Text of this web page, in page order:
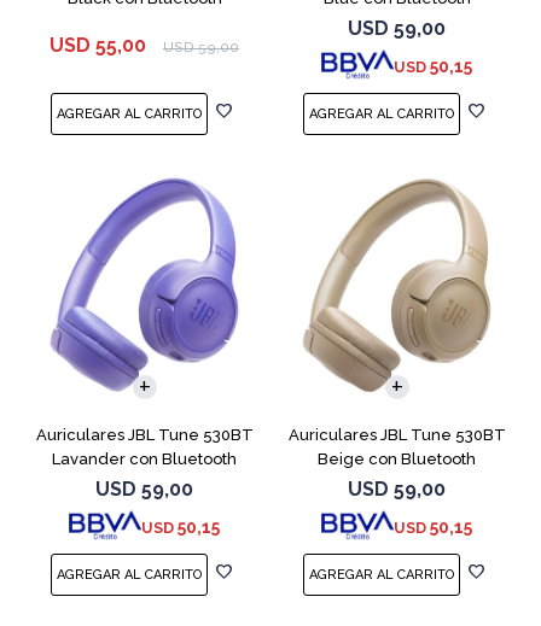
USD 55,00 USD 59,00
USD 59,00
USD 50,15
Auriculares JBL Tune 530BT
Lavander con Bluetooth
USD 59,00
USD 50,15
Auriculares JBL Tune 530BT
Beige con Bluetooth
USD 59,00
USD 50,15